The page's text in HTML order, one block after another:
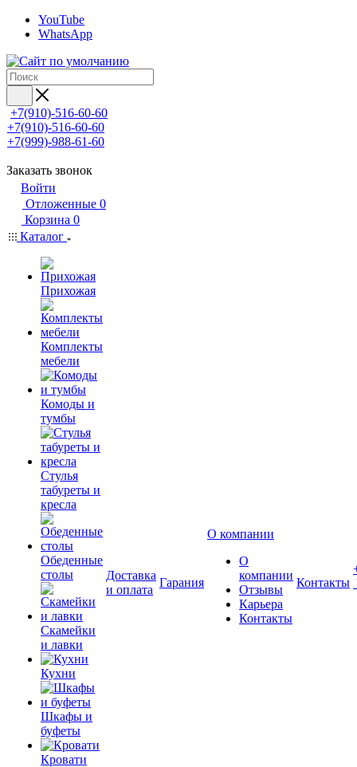
YouTube
WhatsApp
+7(910)-516-60-60
+7(910)-516-60-60
+7(999)-988-61-60
Заказать звонок
Войти
Отложенные 0
Корзина 0
Каталог
Прихожая
Комплекты
мебели
Комоды и
тумбы
Стулья
табуреты и
кресла
Обеденные
столы
Скамейки
и лавки
Кухни
Шкафы и
буфеты
Кровати
Доставка
и оплата
Гарания
О компании
О
компании
Отзывы
Карьера
Контакты
Контакты